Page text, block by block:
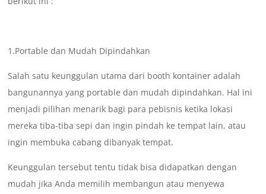
1.Portable dan Mudah Dipindahkan
Salah satu keunggulan utama dari booth kontainer adalah
bangunannya yang portable dan mudah dipindahkan. Hal ini
menjadi pilihan menarik bagi para pebisnis ketika lokasi
mereka tiba-tiba sepi dan ingin pindah ke tempat lain, atau
ingin membuka cabang dibanyak tempat.
Keunggulan tersebut tentu tidak bisa didapatkan dengan
mudah jika Anda memilih membangun atau menyewa